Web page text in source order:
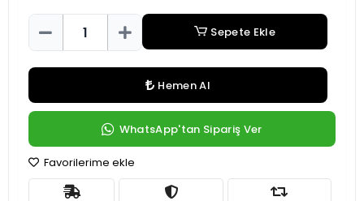
Sepete Ekle
Hemen Al
WhatsApp'tan Sipariş Ver
Favorilerime ekle